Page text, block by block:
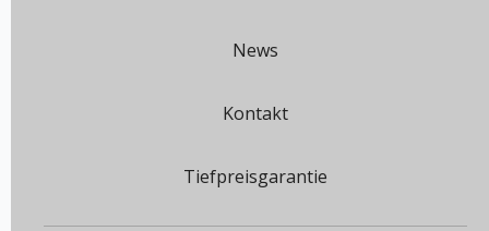
News
Kontakt
Tiefpreisgarantie